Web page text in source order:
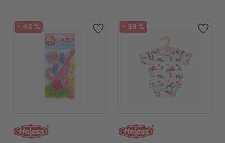
Malen & Zeichnen
Marvel™ Super Heroes
Minecraft™
Minifiguren
NINJAGO®
Knights
NOVELMORE
Sports Action
Zur Wunschliste hinzufügen
- 43 %
Beliebt Zur
- 39 %